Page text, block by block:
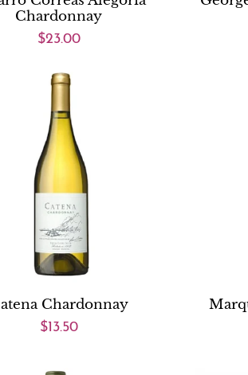
Chardonnay
$23.00
Chardonnay
$13.50